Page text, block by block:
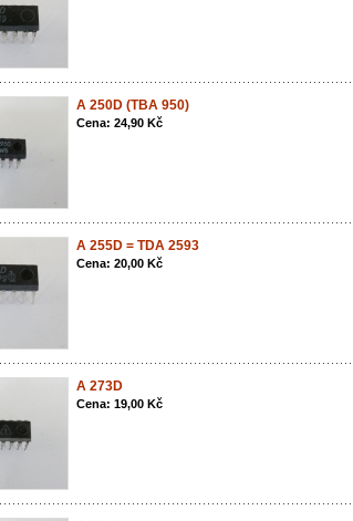
A 250D (TBA 950)
Cena: 24,90 Kč
A 255D = TDA 2593
Cena: 20,00 Kč
A 273D
Cena: 19,00 Kč